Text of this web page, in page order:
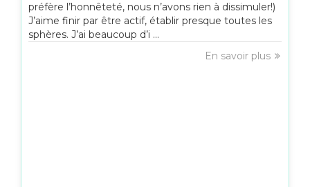
préfère l’honnêteté, nous n’avons rien à dissimuler!)
J’aime finir par être actif, établir presque toutes les
sphères. J’ai beaucoup d’i ...
En savoir plus